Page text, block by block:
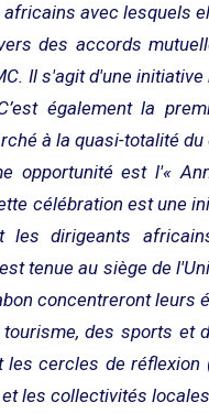
avec lesquels
des accords
Il s'agit d'une
également la
à la quasi-totalité
opportunité est l'«
célébration est une
les dirigeants
tenue au siège de
concentreront leurs
des sports et
les cercles de réflexion
les collectivités